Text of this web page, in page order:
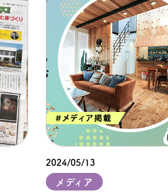
2024/05/13
メディア